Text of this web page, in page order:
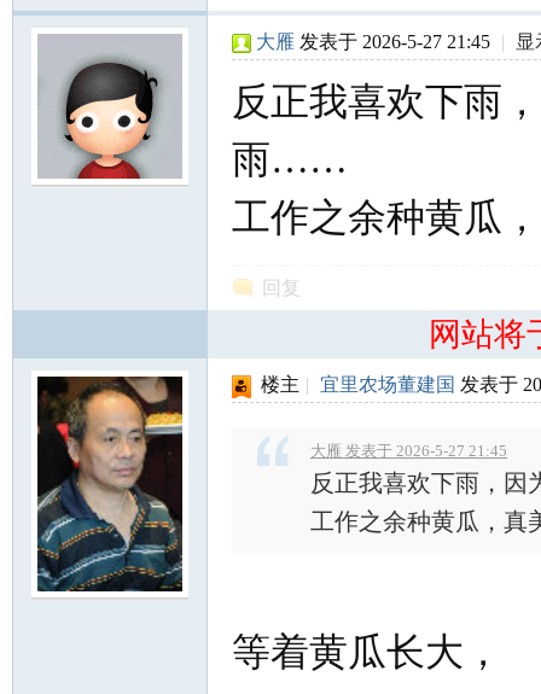
大雁 发表于 2026-5-27 21:45 | 显
反正我喜欢下雨
雨……
工作之余种黄瓜
回复
网站将
楼主 | 宜里农场董建国 发表于
大雁 发表于 2026-5-27 21:45
反正我喜欢下雨，
工作之余种黄瓜，真
等着黄瓜长大，